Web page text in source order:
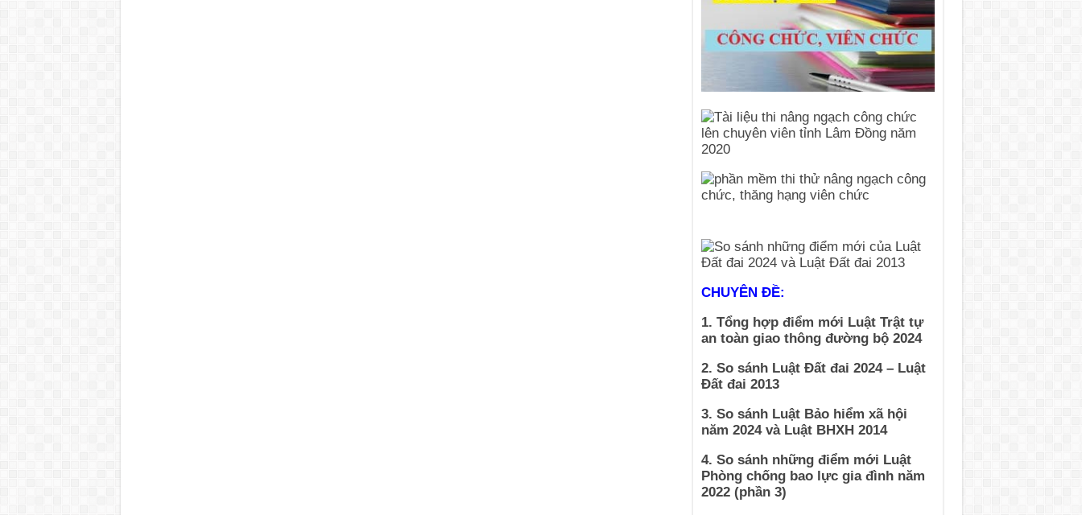
CHUYÊN ĐỀ:
1. Tổng hợp điểm mới Luật Trật tự
an toàn giao thông đường bộ 2024
2. So sánh Luật Đất đai 2024 – Luật
Đất đai 2013
3. So sánh Luật Bảo hiểm xã hội
năm 2024 và Luật BHXH 2014
4. So sánh những điểm mới Luật
Phòng chống bao lực gia đình năm
2022 (phần 3)